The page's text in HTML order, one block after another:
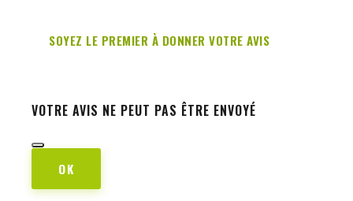
SOYEZ LE PREMIER À DONNER VOTRE AVIS
VOTRE AVIS NE PEUT PAS ÊTRE ENVOYÉ
OK